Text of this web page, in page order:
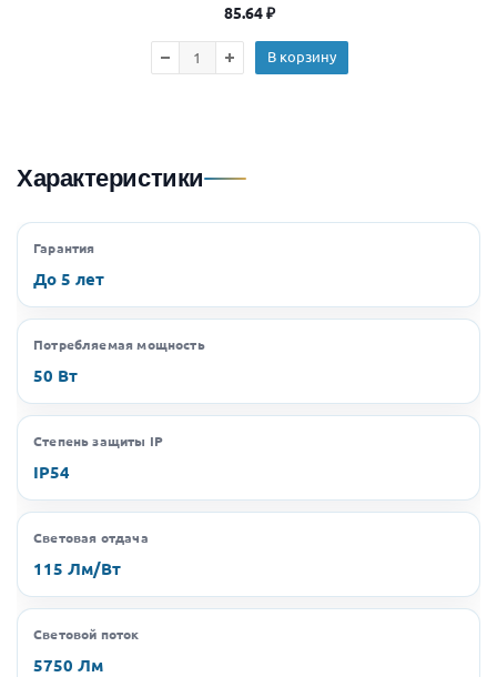
85.64₽
В корзину
Характеристики
Гарантия
До 5 лет
Потребляемая мощность
50 Вт
Степень защиты IP
IP54
Световая отдача
115 Лм/Вт
Световой поток
5750 Лм